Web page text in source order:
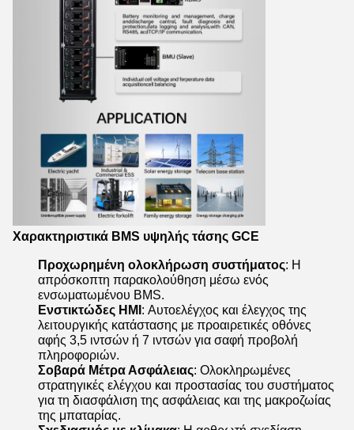
Χαρακτηριστικά BMS υψηλής τάσης GCE
Προχωρημένη ολοκλήρωση συστήματος: Η
απρόσκοπτη παρακολούθηση μέσω ενός
ενσωματωμένου BMS.
Ενστικτώδες HMI: Αυτοελέγχος και έλεγχος της
λειτουργικής κατάστασης με προαιρετικές οθόνες
αφής 3,5 ιντσών ή 7 ιντσών για σαφή προβολή
πληροφοριών.
Σοβαρά Μέτρα Ασφάλειας: Ολοκληρωμένες
στρατηγικές ελέγχου και προστασίας του συστήματος
για τη διασφάλιση της ασφάλειας και της μακροζωίας
της μπαταρίας.